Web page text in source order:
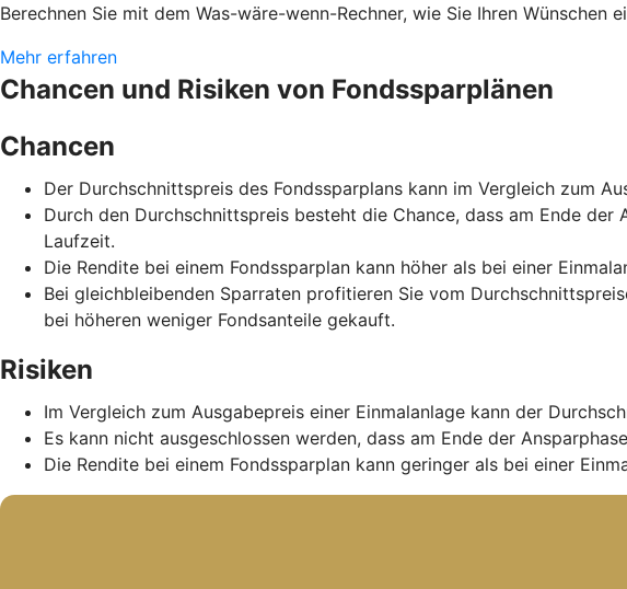
Berechnen Sie mit dem Was-wäre-wenn-Rechner, wie Sie Ihren Wünschen
Mehr erfahren
Chancen und Risiken von Fondssparplänen
Chancen
Der Durchschnittspreis des Fondssparplans kann im Vergleich zum
Durch den Durchschnittspreis besteht die Chance, dass am Ende
Laufzeit.
Die Rendite bei einem Fondssparplan kann höher als bei einer
Bei gleichbleibenden Sparraten profitieren Sie vom
bei höheren weniger Fondsanteile gekauft.
Risiken
Im Vergleich zum Ausgabepreis einer Einmalanlage kann der
Es kann nicht ausgeschlossen werden, dass am Ende der
Die Rendite bei einem Fondssparplan kann geringer als bei einer